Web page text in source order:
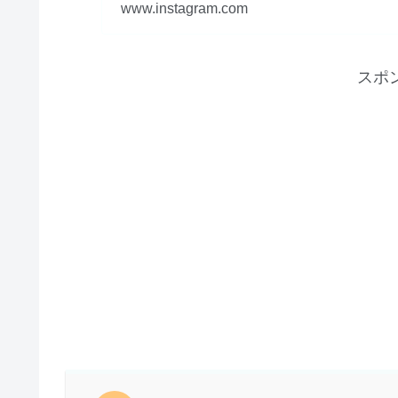
www.instagram.com
スポ